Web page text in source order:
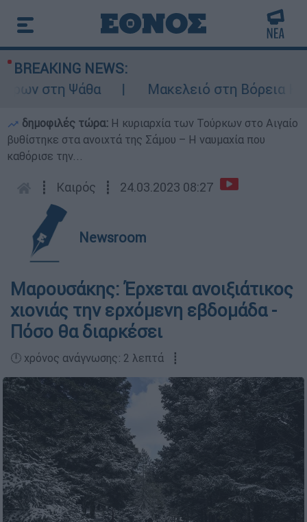
BREAKING NEWS:
στη Ψάθα
Μακελειό στη Βόρεια
δημοφιλές τώρα: Η κυριαρχία των Τούρκων στο Αιγαίο
βυθίστηκε στα ανοιχτά της Σάμου – Η ναυμαχία που
καθόρισε την...
┋ Καιρός ┋ 24.03.2023 08:27
Newsroom
Μαρουσάκης: Έρχεται ανοιξιάτικος
χιονιάς την ερχόμενη εβδομάδα -
Πόσο θα διαρκέσει
🕛 χρόνος ανάγνωσης: 2 λεπτά ┋